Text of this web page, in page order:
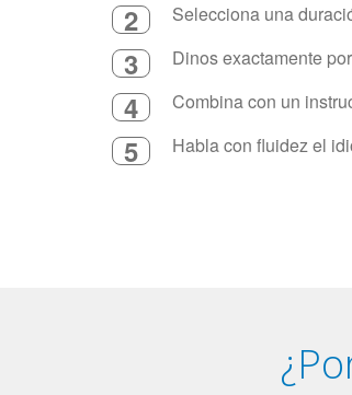
2 Selecciona una
3 Dinos exactamente
4 Combina con un
5 Habla con fluidez el